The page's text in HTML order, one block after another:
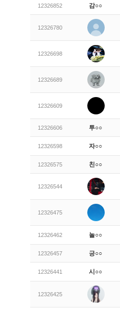
12326852 감○○
12326780
12326698
12326689
12326609
12326606 투○○
12326598 자○○
12326575 친○○
12326544
12326475
12326462 놀○○
12326457 긍○○
12326441 시○○
12326425